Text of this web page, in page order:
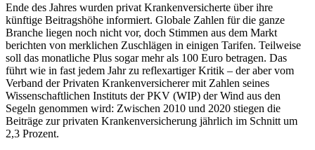
Ende des Jahres wurden privat Krankenversicherte über ihre
künftige Beitragshöhe informiert. Globale Zahlen für die ganze
Branche liegen noch nicht vor, doch Stimmen aus dem Markt
berichten von merklichen Zuschlägen in einigen Tarifen. Teilweise
soll das monatliche Plus sogar mehr als 100 Euro betragen. Das
führt wie in fast jedem Jahr zu reflexartiger Kritik – der aber vom
Verband der Privaten Krankenversicherer mit Zahlen seines
Wissenschaftlichen Instituts der PKV (WIP) der Wind aus den
Segeln genommen wird: Zwischen 2010 und 2020 stiegen die
Beiträge zur privaten Krankenversicherung jährlich im Schnitt um
2,3 Prozent.